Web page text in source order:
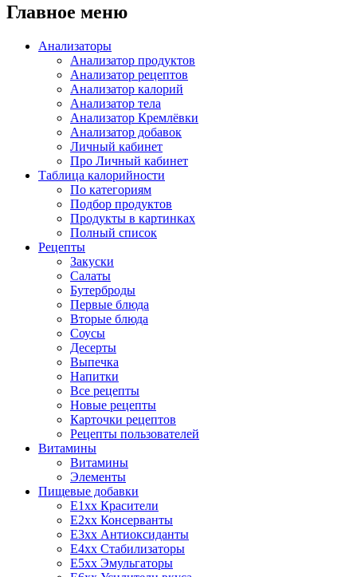
Главное меню
Анализаторы
Анализатор продуктов
Анализатор рецептов
Анализатор калорий
Анализатор тела
Анализатор Кремлёвки
Анализатор добавок
Личный кабинет
Про Личный кабинет
Таблица калорийности
По категориям
Подбор продуктов
Продукты в картинках
Полный список
Рецепты
Закуски
Салаты
Бутерброды
Первые блюда
Вторые блюда
Соусы
Десерты
Выпечка
Напитки
Все рецепты
Новые рецепты
Карточки рецептов
Рецепты пользователей
Витамины
Витамины
Элементы
Пищевые добавки
E1xx Красители
E2xx Консерванты
E3xx Антиоксиданты
E4xx Стабилизаторы
E5xx Эмульгаторы